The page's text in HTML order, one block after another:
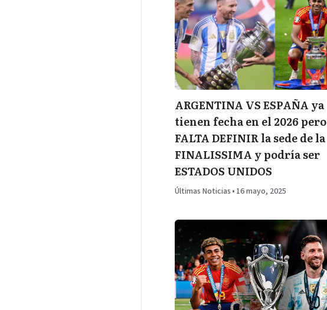
ARGENTINA VS ESPAÑA ya
tienen fecha en el 2026 pero
FALTA DEFINIR la sede de la
FINALISSIMA y podría ser
ESTADOS UNIDOS
Últimas Noticias • 16 mayo, 2025